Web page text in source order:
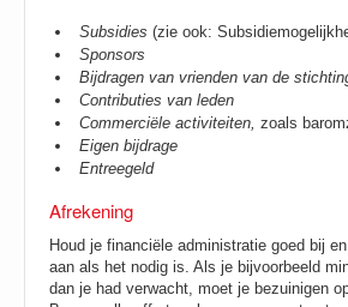
Subsidies (zie ook:
Sponsors
Bijdragen van vrienden van de
Contributies van leden
Commerciële activiteiten, zoals
Eigen bijdrage
Entreegeld
Afrekening
Houd je financiële administratie goed bij
aan als het nodig is. Als je bijvoorbeeld
dan je had verwacht, moet je bezuinigen